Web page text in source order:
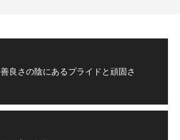
善良さの陰にあるプライドと頑固さ